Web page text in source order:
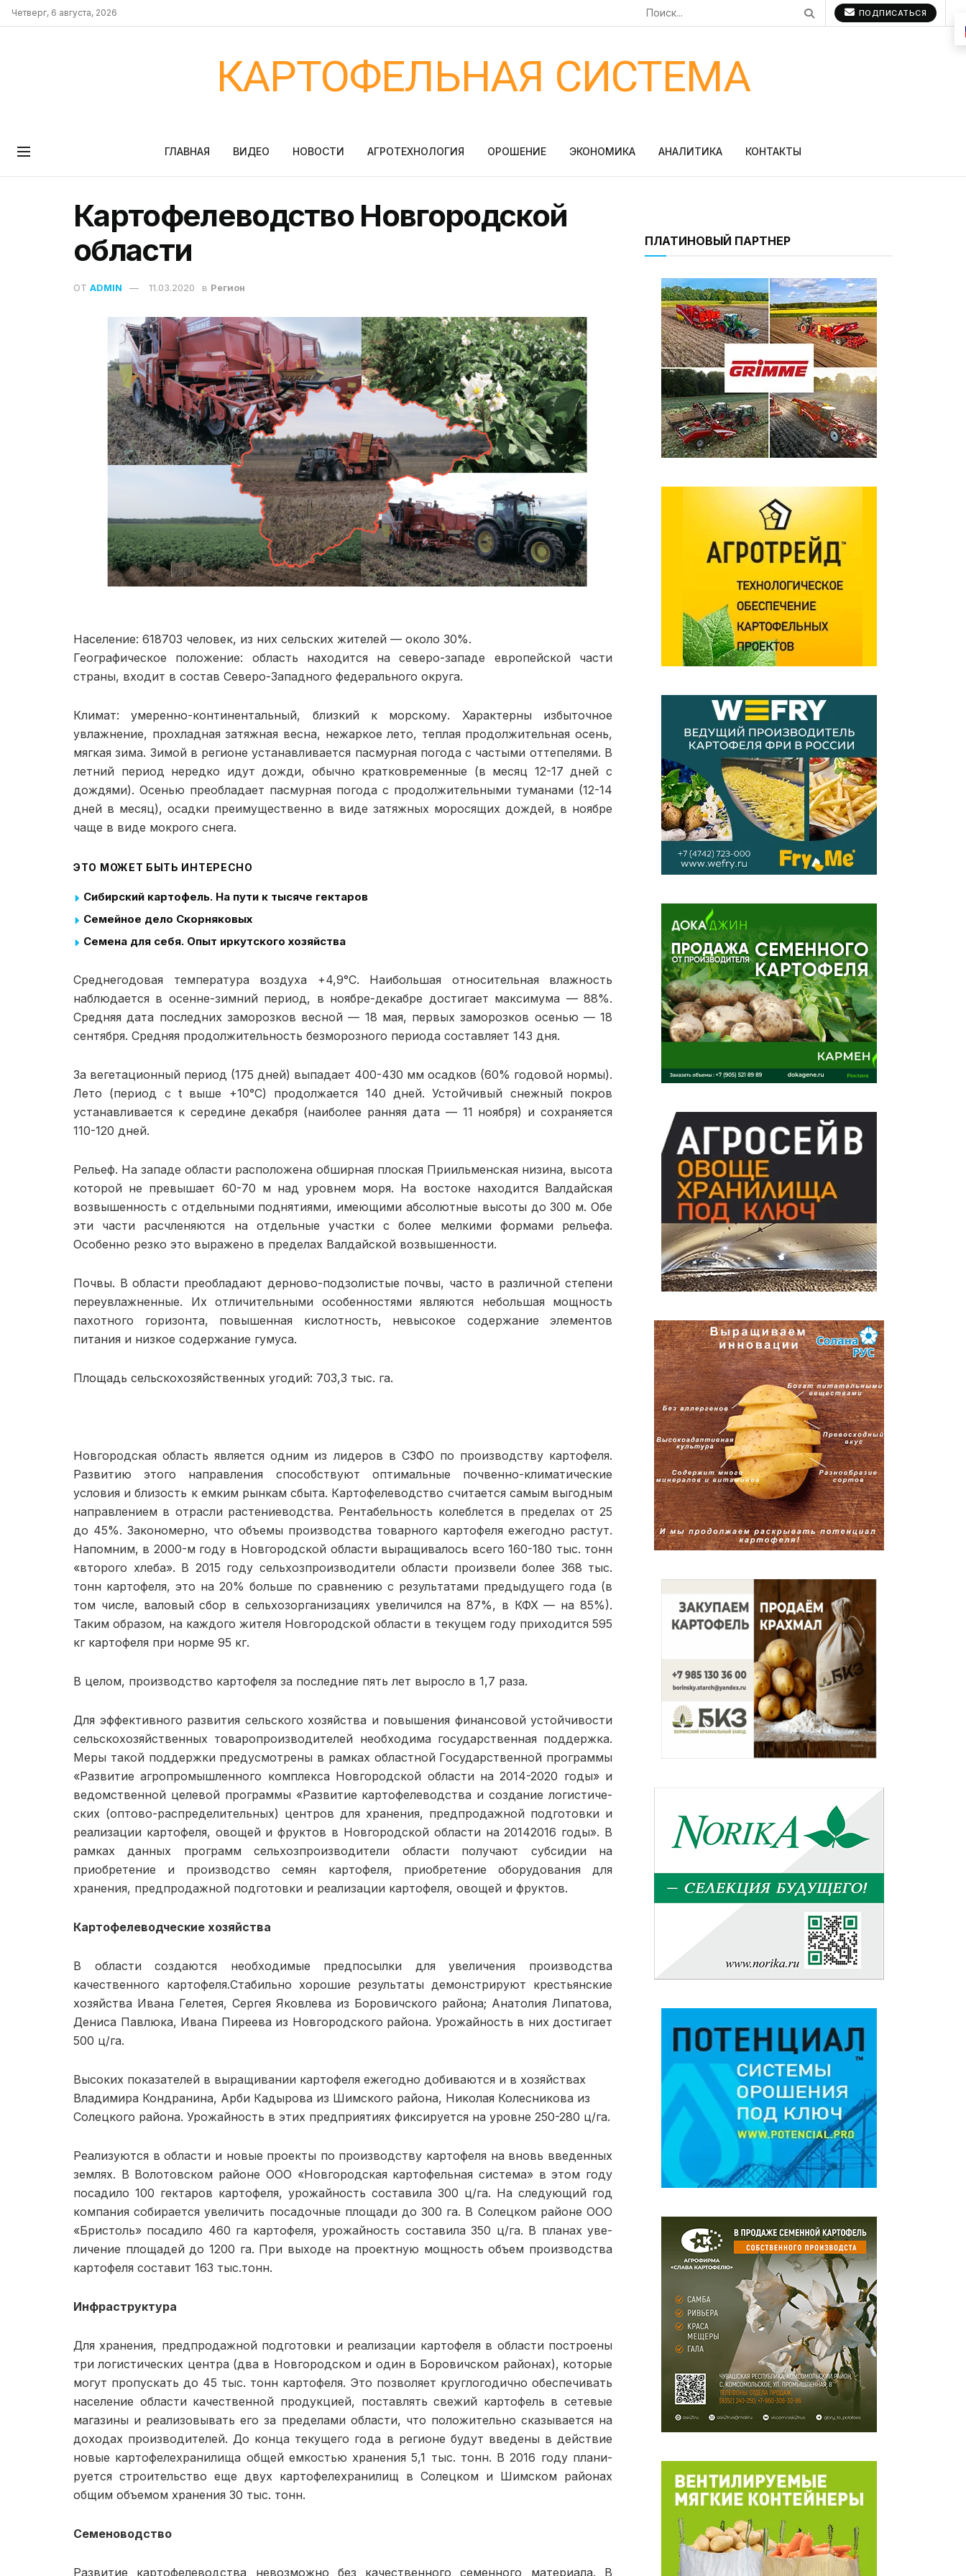
Четверг, 6 августа, 2026 ПОДПИСАТЬСЯ
КАРТОФЕЛЬНАЯ СИСТЕМА
ГЛАВНАЯ ВИДЕО НОВОСТИ АГРОТЕХНОЛОГИЯ ОРОШЕНИЕ ЭКОНОМИКА АНАЛИТИКА КОНТАКТЫ
Картофелеводство Новгородской
области
ОТ ADMIN 11.03.2020 в Регион
Население: 618703 человек, из них сельских жителей — около 30%.
Географическое положение: область находится на северо-за­паде европейской части
страны, входит в состав Северо-Западно­го федерального округа.
Климат: умеренно-континентальный, близкий к морскому. Характерны из­быточное
увлажнение, прохладная затяжная весна, нежаркое лето, теплая продолжительная осень,
мягкая зима. Зимой в регионе устанавливается пасмурная погода с частыми оттепелями. В
летний период нередко идут дожди, обычно кратковременные (в месяц 12-17 дней с
дождями). Осенью преобладает пасмурная погода с продолжительными туманами (12-14
дней в месяц), осадки преимущественно в виде затяжных моросящих дождей, в ноябре
чаще в виде мокрого снега.
ЭТО МОЖЕТ БЫТЬ ИНТЕРЕСНО
Сибирский картофель. На пути к тысяче гектаров
Семейное дело Скорняковых
Семена для себя. Опыт иркутского хозяйства
Среднегодовая температура воздуха +4,9°С. Наибольшая относительная влаж­ность
наблюдается в осенне-зимний период, в ноябре-декабре достигает максимума — 88%.
Средняя дата последних заморозков весной — 18 мая, первых заморозков осенью — 18
сентября. Средняя продолжительность без­морозного периода составляет 143 дня.
За вегетационный период (175 дней) выпадает 400-430 мм осадков (60% годо­вой нормы).
Лето (период с t выше +10°С) продолжается 140 дней. Устойчи­вый снежный покров
устанавливается к середине декабря (наиболее ранняя дата — 11 ноября) и сохраняется
110-120 дней.
Рельеф. На западе области расположена обширная плоская Приильменская низина, высота
которой не превышает 60-70 м над уровнем моря. На востоке находится Валдайская
возвышенность с отдельными поднятиями, имеющи­ми абсолютные высоты до 300 м. Обе
эти части расчленяются на отдельные участки с более мелкими формами рельефа.
Особенно резко это выражено в пределах Валдайской возвышенности.
Почвы. В области преобладают дерново-подзолистые почвы, часто в различной степени
переувлажненные. Их отличительными особенностями являются не­большая мощность
пахотного горизонта, повышенная кислотность, невысо­кое содержание элементов
питания и низкое содержание гумуса.
Площадь сельскохозяйственных угодий: 703,3 тыс. га.
Новгородская область яв­ляется одним из лидеров в СЗФО по производству картофе­ля.
Развитию этого направления способствуют оптимальные почвенно-климатические
условия и близость к емким рынкам сбыта. Картофелеводство считается са­мым выгодным
направлением в отрасли растениеводства. Рента­бельность колеблется в пределах от 25
до 45%. Закономерно, что объемы производства товарного картофеля ежегодно растут.
На­помним, в 2000-м году в Новго­родской области выращивалось всего 160-180 тыс. тонн
«второго хлеба». В 2015 году сельхозпро­изводители области произвели более 368 тыс.
тонн картофеля, это на 20% больше по сравнению с результатами предыдущего года (в
том числе, валовый сбор в сельхозорганизациях увеличился на 87%, в КФХ — на 85%).
Таким об­разом, на каждого жителя Новго­родской области в текущем году приходится 595
кг картофеля при норме 95 кг.
В целом, производство карто­феля за последние пять лет вы­росло в 1,7 раза.
Для эффективного развития сельского хозяйства и повыше­ния финансовой устойчивости
сельскохозяйственных товаро­производителей необходима го­сударственная поддержка.
Меры такой поддержки предусмотрены в рамках областной Государствен­ной программы
«Развитие агро­промышленного комплекса Нов­городской области на 2014-2020 годы» и
ведомственной целевой программы «Развитие картофе­леводства и создание логистиче­
ских (оптово-распределительных) центров для хранения, предпро­дажной подготовки и
реализации картофеля, овощей и фруктов в Новгородской области на 2014­2016 годы». В
рамках данных программ сельхозпроизводите­ли области получают субсидии на
приобретение и производство семян картофеля, приобрете­ние оборудования для
хранения, предпродажной подготовки и ре­ализации картофеля, овощей и фруктов.
Картофелеводческие хозяйства
В области создаются необхо­димые предпосылки для увеличе­ния производства
качественного картофеля.Стабильно хорошие результа­ты демонстрируют крестьянские
хозяйства Ивана Гелетея, Сергея Яковлева из Боровичского рай­она; Анатолия Липатова,
Дениса Павлюка, Ивана Пиреева из Нов­городского района. Урожайность в них достигает
500 ц/га.
Высоких показателей в вы­ращивании картофеля ежегодно добиваются и в хозяйствах
Вла­димира Кондранина, Арби Кады­рова из Шимского района, Нико­лая Колесникова из
Солецкого района. Урожайность в этих пред­приятиях фиксируется на уровне 250-280 ц/га.
Реализуются в области и но­вые проекты по производству картофеля на вновь введенных
землях. В Волотовском районе ООО «Новгородская картофель­ная система» в этом году
поса­дило 100 гектаров картофеля, урожайность составила 300 ц/га. На следующий год
компания со­бирается увеличить посадочные площади до 300 га. В Солецком районе ООО
«Бристоль» посади­ло 460 га картофеля, урожайность составила 350 ц/га. В планах уве­
личение площадей до 1200 га. При выходе на проектную мощность объем производства
картофеля составит 163 тыс.тонн.
Инфраструктура
Для хранения, предпродаж­ной подготовки и реализации картофеля в области построены
три логистических центра (два в Новгородском и один в Боровичском районах), которые
могут про­пускать до 45 тыс. тонн картофе­ля. Это позволяет круглогодично обеспечивать
население области качественной продукцией, постав­лять свежий картофель в сетевые
магазины и реализовывать его за пределами области, что положи­тельно сказывается на
доходах производителей. До конца текуще­го года в регионе будут введены в действие
новые картофелехрани­лища общей емкостью хранения 5,1 тыс. тонн. В 2016 году плани­
руется строительство еще двух картофелехранилищ в Солецком и Шимском районах
общим объ­емом хранения 30 тыс. тонн.
Семеноводство
Развитие картофелеводства невозможно без качественного семенного материала. В
ПЛАТИНОВЫЙ ПАРТНЕР